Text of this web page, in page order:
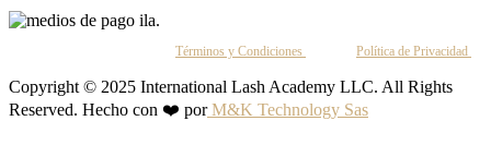
Términos y Condiciones Política de Privacidad
Copyright © 2025 International Lash Academy LLC. All Rights
Reserved. Hecho con ❤️ porM&K Technology Sas